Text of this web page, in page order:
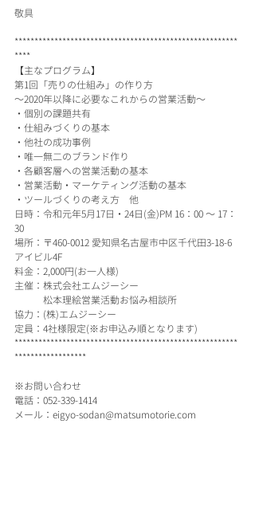
敬具
********************************************************
****
【主なプログラム】
第1回「売りの仕組み」の作り方
～2020年以降に必要なこれからの営業活動～
・個別の課題共有
・仕組みづくりの基本
・他社の成功事例
・唯一無二のブランド作り
・各顧客層への営業活動の基本
・営業活動・マーケティング活動の基本
・ツールづくりの考え方　他
日時：令和元年5月17日・24日(金)PM 16：00 ～ 17：
30
場所：〒460-0012 愛知県名古屋市中区千代田3-18-6
アイビル4F
料金：2,000円(お一人様)
主催：株式会社エムジーシー
松本理絵営業活動お悩み相談所
協力：(株)エムジーシー
定員：4社様限定(※お申込み順となります)
********************************************************
******************
※お問い合わせ
電話：052-339-1414
メール：eigyo-sodan@matsumotorie.com